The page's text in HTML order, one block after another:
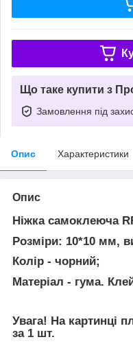
Що таке купити з
Замовлення під
Опис Характеристики
Опис
Ніжка самоклеюча
Розміри: 10*10 мм,
Колір - чорний;
Матеріал - гума.
Увага! На картинці
за 1 шт.